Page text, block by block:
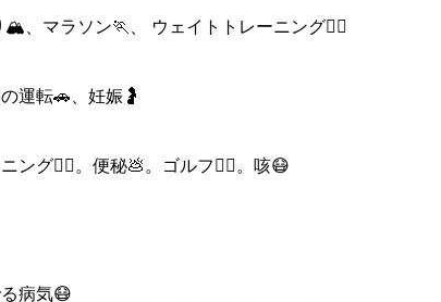
🏔️、マラソン🏃、 ウェイトトレーニング🏋️‍♂️
運転🚗、妊娠🤰
ング🏋️‍♂️。便秘💩。ゴルフ🏌️‍♀️。咳️😷
病気😷